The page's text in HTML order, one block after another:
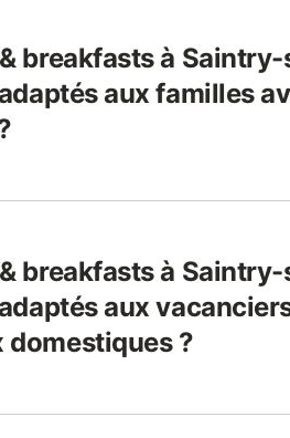
breakfasts à
aux familles
breakfasts à
aux
domestiques ?